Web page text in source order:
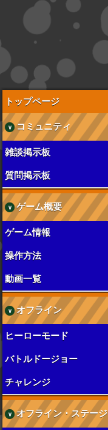
トップページ
コミュニティ
雑談掲示板
質問掲示板
ゲーム概要
ゲーム情報
操作方法
動画一覧
オフライン
ヒーローモード
バトルドージョー
チャレンジ
オフライン・ステージ